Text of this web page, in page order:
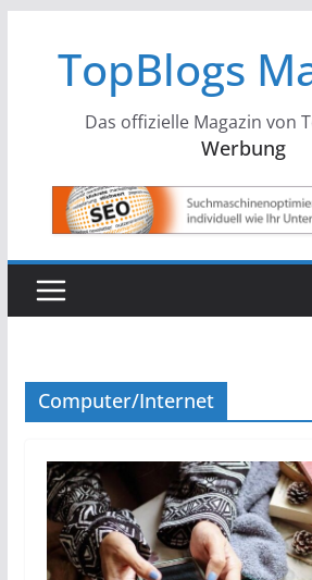
springenTopBlogs
Das offizielle Magazin von
Werbung
Computer/Internet